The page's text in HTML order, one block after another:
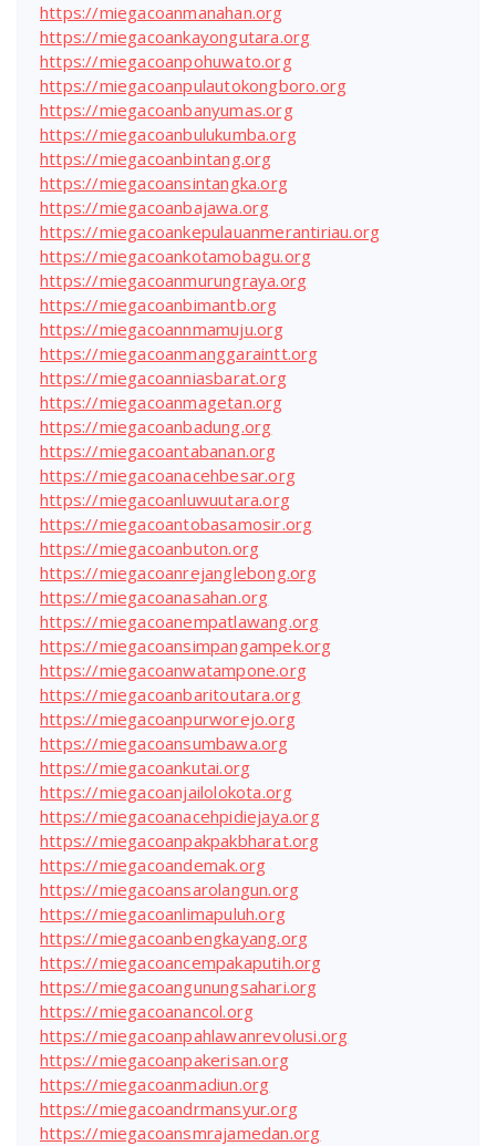
https://miegacoanmanahan.org
https://miegacoankayongutara.org
https://miegacoanpohuwato.org
https://miegacoanpulautokongboro.org
https://miegacoanbanyumas.org
https://miegacoanbulukumba.org
https://miegacoanbintang.org
https://miegacoansintangka.org
https://miegacoanbajawa.org
https://miegacoankepulauanmerantiriau.org
https://miegacoankotamobagu.org
https://miegacoanmurungraya.org
https://miegacoanbimantb.org
https://miegacoannmamuju.org
https://miegacoanmanggaraintt.org
https://miegacoanniasbarat.org
https://miegacoanmagetan.org
https://miegacoanbadung.org
https://miegacoantabanan.org
https://miegacoanacehbesar.org
https://miegacoanluwuutara.org
https://miegacoantobasamosir.org
https://miegacoanbuton.org
https://miegacoanrejanglebong.org
https://miegacoanasahan.org
https://miegacoanempatlawang.org
https://miegacoansimpangampek.org
https://miegacoanwatampone.org
https://miegacoanbaritoutara.org
https://miegacoanpurworejo.org
https://miegacoansumbawa.org
https://miegacoankutai.org
https://miegacoanjailolokota.org
https://miegacoanacehpidiejaya.org
https://miegacoanpakpakbharat.org
https://miegacoandemak.org
https://miegacoansarolangun.org
https://miegacoanlimapuluh.org
https://miegacoanbengkayang.org
https://miegacoancempakaputih.org
https://miegacoangunungsahari.org
https://miegacoanancol.org
https://miegacoanpahlawanrevolusi.org
https://miegacoanpakerisan.org
https://miegacoanmadiun.org
https://miegacoandrmansyur.org
https://miegacoansmrajamedan.org